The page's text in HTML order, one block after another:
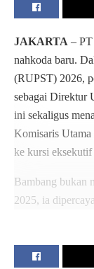
JAKARTA –
nahkoda baru.
(RUPST) 2026,
sebagai Direktur
ini sekaligus
Komisaris Utama
ke kursi eksekutif
Bambang bukan
2025, ia
langsung